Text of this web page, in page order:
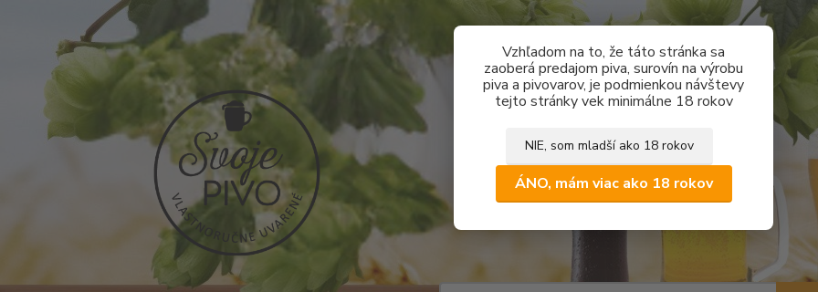
Vzhľadom na to, že táto stránka sa
zaoberá predajom piva, surovín na výrobu
piva a pivovarov, je podmienkou návštevy
tejto stránky vek minimálne 18 rokov
NIE, som mladší ako 18 rokov
ÁNO, mám viac ako 18 rokov